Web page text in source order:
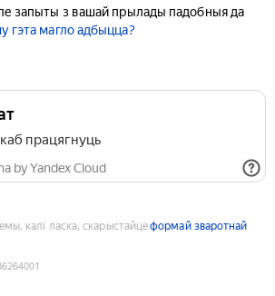
запыты з вашай прылады падобныя да
гэта магло адбыцца?
працягнуць
by Yandex Cloud
калі ласка, скарыстайцеформай зваротнай